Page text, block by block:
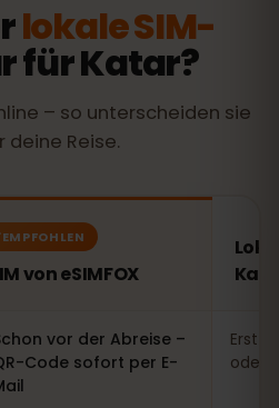
lokale SIM-
für Katar?
– so unterscheiden sie
deine Reise.
EMPFOHLEN
von eSIMFOX
vor der Abreise –
Code sofort per E-
Erst
oder